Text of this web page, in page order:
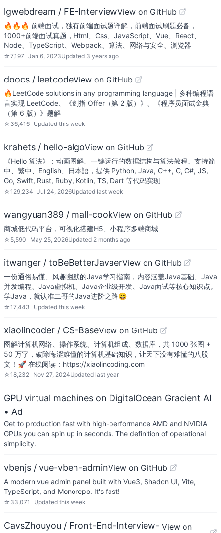
lgwebdream / FE-InterviewView on GitHub
🔥🔥🔥 前端面试，独有前端面试题详解，前端面试刷题必备，
1000+前端面试真题，Html、Css、JavaScript、Vue、React、
Node、TypeScript、Webpack、算法、网络与安全、浏览器
☆7,197 Jan 6, 2023Updated 3 years ago
doocs / leetcodeView on GitHub
🔥LeetCode solutions in any programming language | 多种编程语
言实现 LeetCode、《剑指 Offer（第 2 版）》、《程序员面试金典
（第 6 版）》题解
☆ 36,416 Updated this week
krahets / hello-algoView on GitHub
《Hello 算法》：动画图解、一键运行的数据结构与算法教程。支持简
中、繁中、English、日本語，提供 Python, Java, C++, C, C#, JS,
Go, Swift, Rust, Ruby, Kotlin, TS, Dart 等代码实现
☆129,234 Jul 24, 2026Updated last week
wangyuan389 / mall-cookView on GitHub
商城低代码平台，可视化搭建H5、小程序多端商城
☆ 5,590 May 25, 2026Updated 2 months ago
itwanger / toBeBetterJavaerView on GitHub
一份通俗易懂、风趣幽默的Java学习指南，内容涵盖Java基础、Java
并发编程、Java虚拟机、Java企业级开发、Java面试等核心知识点。
学Java，就认准二哥的Java进阶之路😄
☆17,443 Updated this week
xiaolincoder / CS-BaseView on GitHub
图解计算机网络、操作系统、计算机组成、数据库，共 1000 张图 +
50 万字，破除晦涩难懂的计算机基础知识，让天下没有难懂的八股
文！🚀 在线阅读：https://xiaolincoding.com
☆18,232 Nov 27, 2024Updated last year
GPU virtual machines on DigitalOcean Gradient AI
• Ad
Get to production fast with high-performance AMD and NVIDIA
GPUs you can spin up in seconds. The definition of operational
simplicity.
vbenjs / vue-vben-adminView on GitHub
A modern vue admin panel built with Vue3, Shadcn UI, Vite,
TypeScript, and Monorepo. It's fast!
☆ 33,071 Updated this week
CavsZhouyou / Front-End-Interview- View on